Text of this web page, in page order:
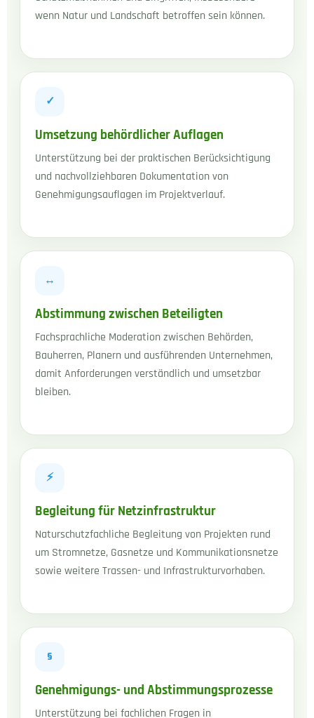
wenn Natur und Landschaft betroffen sein können.
✓
Umsetzung behördlicher Auflagen
Unterstützung bei der praktischen Berücksichtigung
und nachvollziehbaren Dokumentation von
Genehmigungsauflagen im Projektverlauf.
↔
Abstimmung zwischen Beteiligten
Fachsprachliche Moderation zwischen Behörden,
Bauherren, Planern und ausführenden Unternehmen,
damit Anforderungen verständlich und umsetzbar
bleiben.
⚡
Begleitung für Netzinfrastruktur
Naturschutzfachliche Begleitung von Projekten rund
um Stromnetze, Gasnetze und Kommunikationsnetze
sowie weitere Trassen- und Infrastrukturvorhaben.
§
Genehmigungs- und Abstimmungsprozesse
Unterstützung bei fachlichen Fragen in